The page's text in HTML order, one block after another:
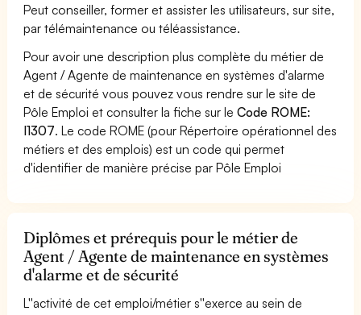
Peut conseiller, former et assister les utilisateurs, sur site,
par télémaintenance ou téléassistance.
Pour avoir une description plus complète du métier de
Agent / Agente de maintenance en systèmes d'alarme
et de sécurité vous pouvez vous rendre sur le site de
Pôle Emploi et consulter la fiche sur leCode ROME:
I1307. Le code ROME (pour Répertoire opérationnel des
métiers et des emplois) est un code qui permet
d'identifier de manière précise par Pôle Emploi
Diplômes et prérequis pour le métier de
Agent / Agente de maintenance en systèmes
d'alarme et de sécurité
L''activité de cet emploi/métier s''exerce au sein de